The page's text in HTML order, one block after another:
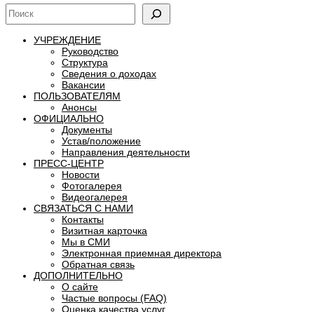
УЧРЕЖДЕНИЕ
Руководство
Структура
Сведения о доходах
Вакансии
ПОЛЬЗОВАТЕЛЯМ
Анонсы
ОФИЦИАЛЬНО
Документы
Устав/положение
Направления деятельности
ПРЕСС-ЦЕНТР
Новости
Фотогалерея
Видеогалерея
СВЯЗАТЬСЯ С НАМИ
Контакты
Визитная карточка
Мы в СМИ
Электронная приемная директора
Обратная связь
ДОПОЛНИТЕЛЬНО
О сайте
Частые вопросы (FAQ)
Оценка качества услуг